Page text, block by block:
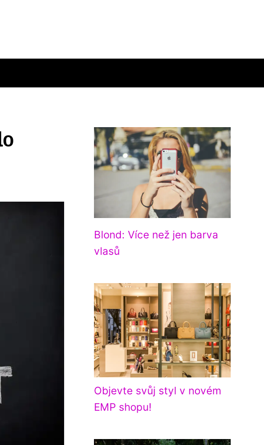
Blond: Více než jen barva
vlasů
Objevte svůj styl v novém
EMP shopu!